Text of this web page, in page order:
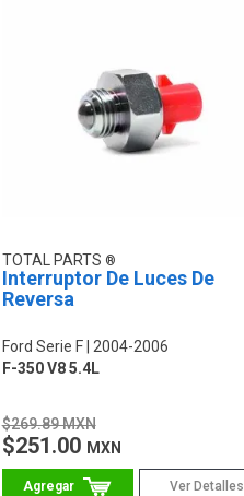
TOTAL PARTS
Interruptor De Luces De
Reversa
Ford Serie F 2004-2006
F-350 V8 5.4L
$269.89 MXN
$251.00 MXN
Ver Detalles